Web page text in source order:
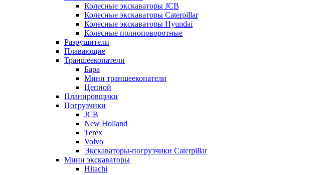
Колесные экскаваторы JCB
Колесные экскаваторы Caterpillar
Колесные экскаваторы Hyundai
Колесные полноповоротные
Разрушители
Плавающие
Траншеекопатели
Бара
Мини траншеекопатели
Цепной
Планировщики
Погрузчики
JCB
New Holland
Terex
Volvo
Экскаваторы-погрузчики Caterpillar
Мини экскаваторы
Hitachi